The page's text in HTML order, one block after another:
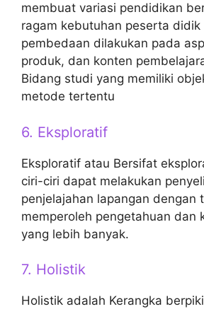
membuat variasi pendidikan
ragam kebutuhan peserta didik
pembedaan dilakukan pada
produk, dan konten
Bidang studi yang memiliki
metode tertentu
6. Eksploratif
Eksploratif atau Bersifat
ciri-ciri dapat melakukan
penjelajahan lapangan dengan
memperoleh pengetahuan dan
yang lebih banyak.
7. Holistik
Holistik adalah Kerangka